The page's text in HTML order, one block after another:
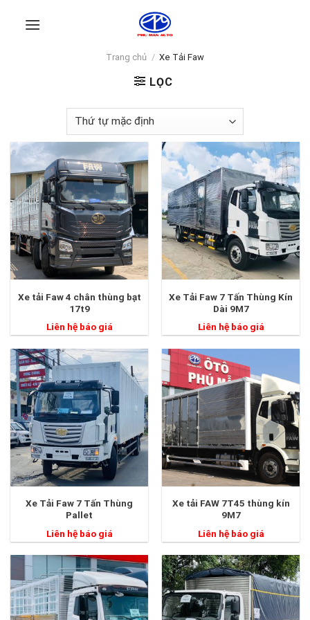
Trang chủ / Xe Tải Faw
LỌC
Xe tải Faw 4 chân thùng bạt
17t9
Liên hệ báo giá
Xe Tải Faw 7 Tấn Thùng Kín
Dài 9M7
Liên hệ báo giá
Xe Tải Faw 7 Tấn Thùng
Pallet
Liên hệ báo giá
Xe tải FAW 7T45 thùng kín
9M7
Liên hệ báo giá